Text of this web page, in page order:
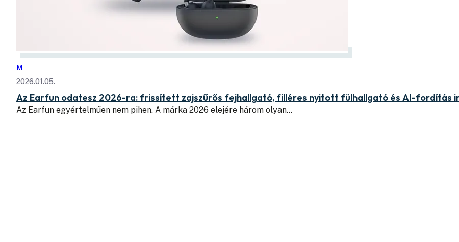
M
2026.01.05.
Az Earfun odatesz 2026-ra: frissített zajszűrős fejhallgató, filléres nyitott fülhallgató és AI-fordítás
Az Earfun egyértelműen nem pihen. A márka 2026 elejére három olyan…